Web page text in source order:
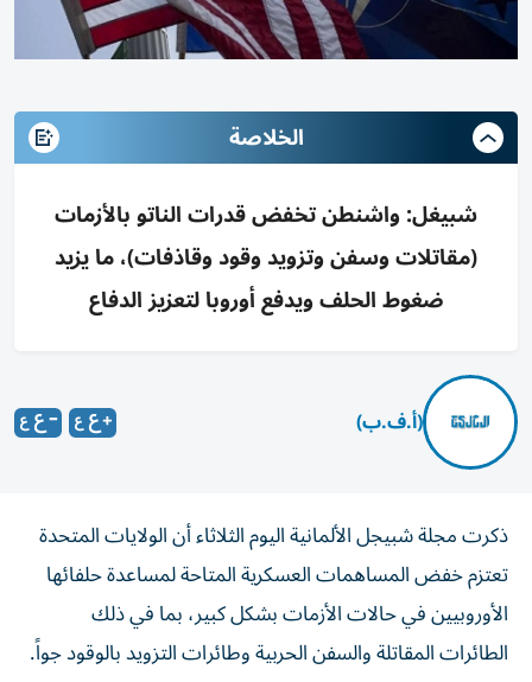
الخلاصة
شبيغل: واشنطن تخفض قدرات الناتو بالأزمات
(مقاتلات وسفن وتزويد وقود وقاذفات)، ما يزيد
ضغوط الحلف ويدفع أوروبا لتعزيز الدفاع
(أ.ف.ب)
ذكرت مجلة شبيجل الألمانية اليوم الثلاثاء أن الولايات المتحدة
تعتزم خفض المساهمات العسكرية المتاحة لمساعدة حلفائها
الأوروبيين في حالات الأزمات بشكل كبير، بما في ‌ذلك
الطائرات المقاتلة والسفن الحربية وطائرات التزويد بالوقود جواً.